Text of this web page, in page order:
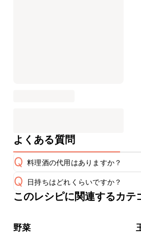
よくある質問
Q 料理酒の代用はありますか？
A
Q 日持ちはどれくらいですか？
保存期間は冷蔵で翌日中が目安で
※日持ちは目安です。
このレシピに関連するカテ
野菜